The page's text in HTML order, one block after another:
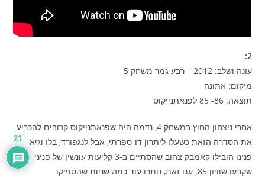
2:
עונה ושלב: 2012 – רבע גמר משחק 5
מיקום: אתונה
תוצאה: 86- 85 לפנאתנייקוס
אחרי ניצחון החוץ במשחק 4, נדמה היה שפנאתנייקוס קרובים להכריע
את הסדרה הזאת כשעלו ליתרון דו-ספרתי, אבל לנגפורד, בלו וגיא
פנינו הובילו קאמבק צהוב שהסתיים ב-3 קליעות עונשין של פניני
שקבעו שוויון 85. עם זאת, נותרו עוד כמה שניות שהספיקו
21